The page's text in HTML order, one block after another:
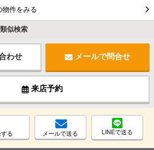
物件をみる
似検索
わせ メールで問合せ
来店予約
る メールで送る LINEで送る